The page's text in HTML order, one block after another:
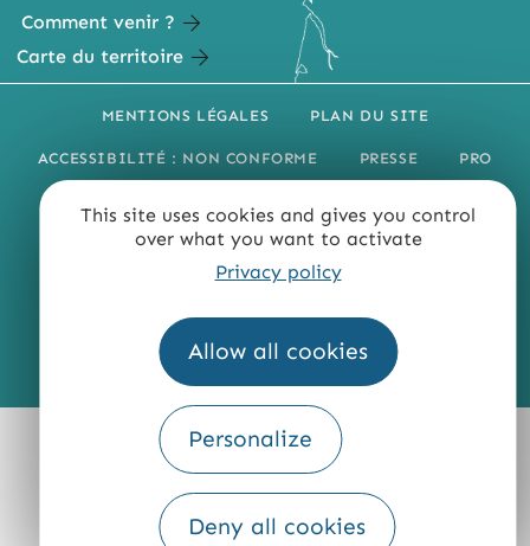
This site uses cookies and gives you control
over what you want to activate
Privacy policy
Allow all cookies
Personalize
Deny all cookies
Comment venir ?
Carte du territoire
MENTIONS LÉGALES PLAN DU SITE
ACCESSIBILITÉ : NON CONFORME PRESSE PRO
Fourni par
Traduction